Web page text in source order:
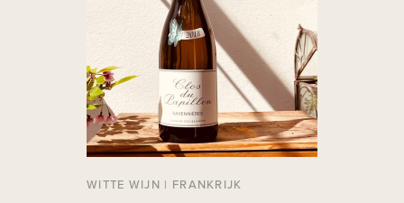
WITTE WIJN | FRANKRIJK